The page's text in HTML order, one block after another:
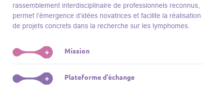
rassemblement interdisciplinaire de professionnels reconnus,
permet l’émergence d’idées novatrices et facilite la réalisation
de projets concrets dans la recherche sur les lymphomes.
+ Mission
Le Think Tank initie des projets, façonne des initiatives de
R&D, identifie des porteurs et promeut l’unité parmi les
+ Plateforme d'échange